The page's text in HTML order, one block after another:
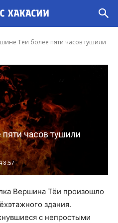
Тёи более пяти часов тушили
часов тушили
8:57
Вершина Тёи произошло
здания.
с непростыми